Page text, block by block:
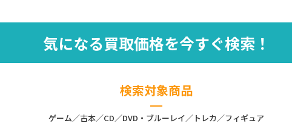
気になる買取価格を今すぐ検索！
検索対象商品
ゲーム／古本／CD／DVD・ブルーレイ／トレカ／フィギュア